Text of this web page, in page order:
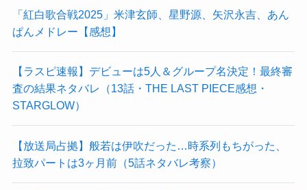
「紅白歌合戦2025」米津玄師、星野源、矢沢永吉、あん
ぱんメドレー【感想】
【ラスピ速報】デビューは5人＆グループ名決定！最終審
査の結果ネタバレ（13話・THE LAST PIECE感想・
STARGLOW）
【放送局占拠】般若は伊吹だった…時系列もちがった、
拉致パートは3ヶ月前（5話ネタバレ考察）